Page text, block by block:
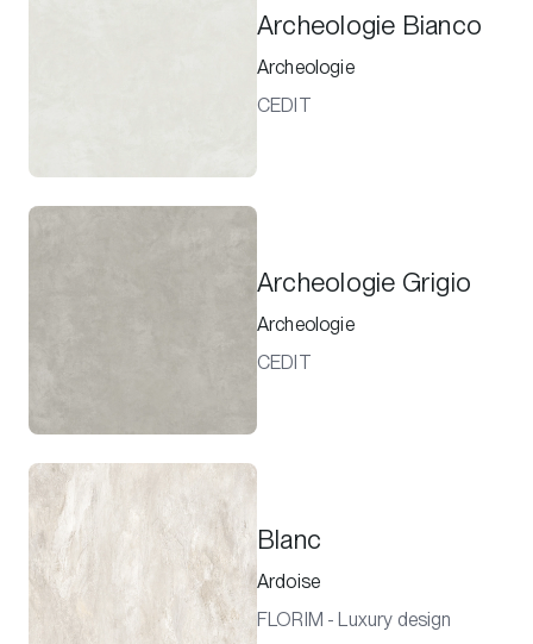
Archeologie Bianco
Archeologie
CEDIT
Archeologie Grigio
Archeologie
CEDIT
Blanc
Ardoise
FLORIM - Luxury design